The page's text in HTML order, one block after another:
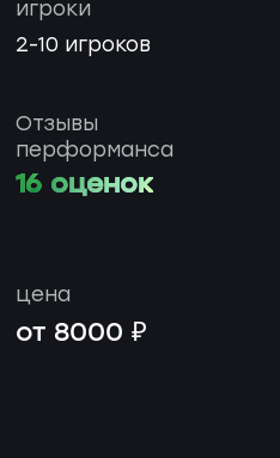
игроки
2-10 игроков
Отзывы
перформанса
16 оценок
цена
от 8000 ₽